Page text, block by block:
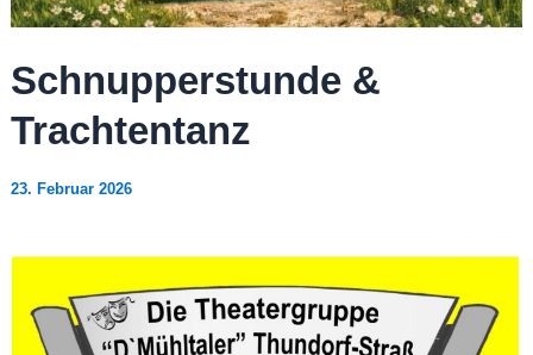
Schnupperstunde &
Trachtentanz
23. Februar 2026